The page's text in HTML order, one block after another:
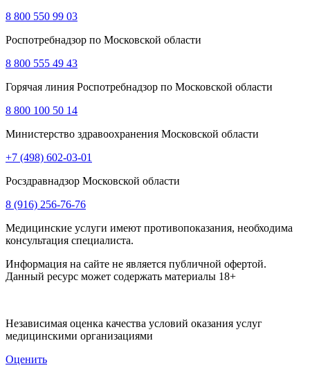
8 800 550 99 03
Роспотребнадзор по Московской области
8 800 555 49 43
Горячая линия Роспотребнадзор по Московской области
8 800 100 50 14
Министерство здравоохранения Московской области
+7 (498) 602-03-01
Росздравнадзор Московской области
8 (916) 256-76-76
Медицинские услуги имеют противопоказания, необходима
консультация специалиста.
Информация на сайте не является публичной офертой.
Данный ресурс может содержать материалы 18+
Независимая оценка качества условий оказания услуг
медицинскими организациями
Оценить